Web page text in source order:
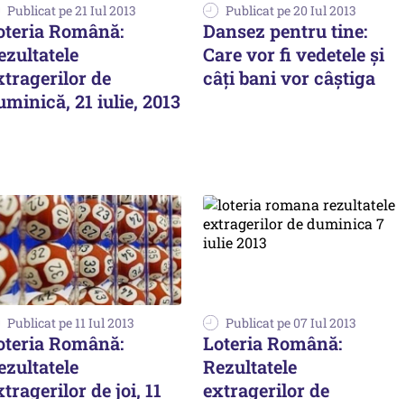
Publicat pe 21 Iul 2013
Română:
de
21 iulie, 2013
Publicat pe 20 Iul 2013
Dansez pentru tine:
Care vor fi vedetele și
câți bani vor câștiga
Publicat pe 11 Iul 2013
Română:
de joi, 11
Publicat pe 07 Iul 2013
Loteria Română:
Rezultatele
extragerilor de